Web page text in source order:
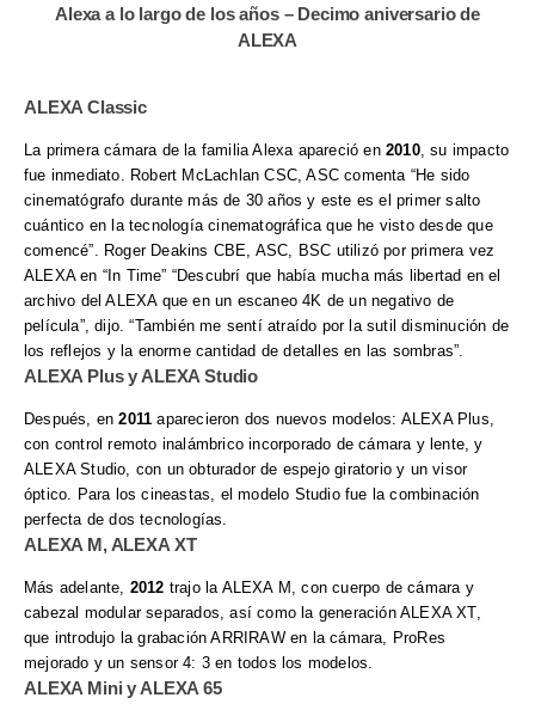
Alexa a lo largo de los años – Decimo aniversario de
ALEXA
ALEXA Classic
La primera cámara de la familia Alexa apareció en 2010, su impacto
fue inmediato. Robert McLachlan CSC, ASC comenta “He sido
cinematógrafo durante más de 30 años y este es el primer salto
cuántico en la tecnología cinematográfica que he visto desde que
comencé”. Roger Deakins CBE, ASC, BSC utilizó por primera vez
ALEXA en “In Time” “Descubrí que había mucha más libertad en el
archivo del ALEXA que en un escaneo 4K de un negativo de
película”, dijo. “También me sentí atraído por la sutil disminución de
los reflejos y la enorme cantidad de detalles en las sombras”.
ALEXA Plus y ALEXA Studio
Después, en2011 aparecieron dos nuevos modelos: ALEXA Plus,
con control remoto inalámbrico incorporado de cámara y lente, y
ALEXA Studio, con un obturador de espejo giratorio y un visor
óptico. Para los cineastas, el modelo Studio fue la combinación
perfecta de dos tecnologías.
ALEXA M, ALEXA XT
Más adelante, 2012 trajo la ALEXA M, con cuerpo de cámara y
cabezal modular separados, así como la generación ALEXA XT,
que introdujo la grabación ARRIRAW en la cámara, ProRes
mejorado y un sensor 4: 3 en todos los modelos.
ALEXA Mini y ALEXA 65